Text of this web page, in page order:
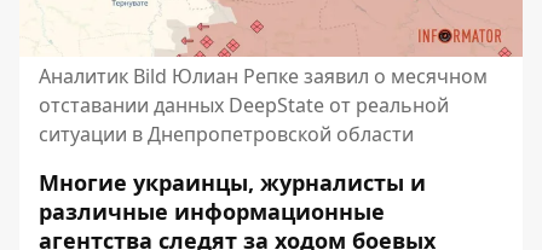
Аналитик Bild Юлиан Репке заявил о месячном
отставании данных DeepState от реальной
ситуации в Днепропетровской области
Многие украинцы, журналисты и
различные информационные
агентства следят за ходом боевых